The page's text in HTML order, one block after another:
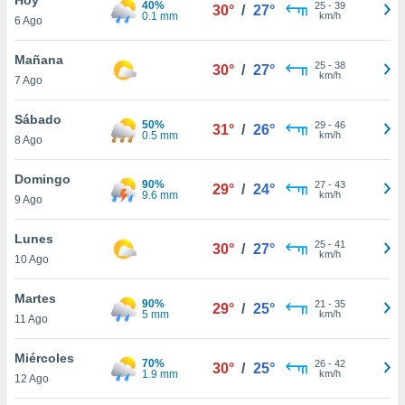
y
en
más
de
6 Ago
40%
0.1 mm
30° / 27° 25- 39
km/h
Mañana
7 Ago
30° / 27° 25- 38
km/h
Sábado
8 Ago
50%
0.5 mm
31° / 26° 29- 46
km/h
Domingo
9 Ago
90%
9.6 mm
29° / 24° 27- 43
km/h
Lunes
10 Ago
30° / 27° 25- 41
km/h
Martes
11 Ago
90%
5 mm
29° / 25° 21 - 35
km/h
Miércoles
12 Ago
70%
1.9 mm
30° / 25° 26- 42
km/h